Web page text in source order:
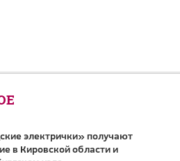
электрички» получают
в Кировской области и